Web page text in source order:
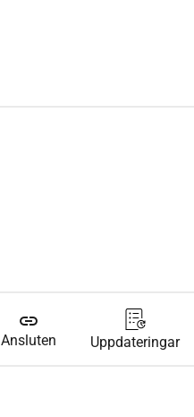
link
Ansluten Uppdateringar